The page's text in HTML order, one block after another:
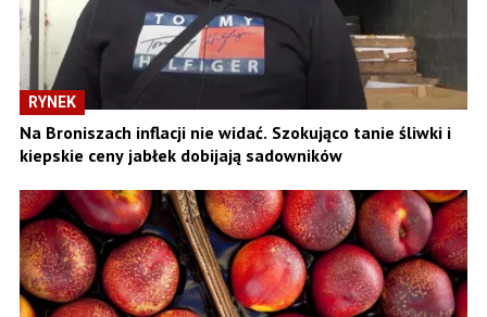
RYNEK
Na Broniszach inflacji nie widać. Szokująco tanie śliwki i
kiepskie ceny jabłek dobijają sadowników